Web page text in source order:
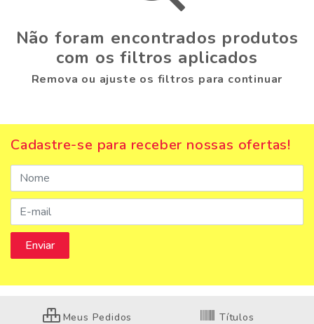
Não foram encontrados produtos
com os filtros aplicados
Remova ou ajuste os filtros para continuar
Cadastre-se para receber nossas ofertas!
Meus Pedidos Títulos